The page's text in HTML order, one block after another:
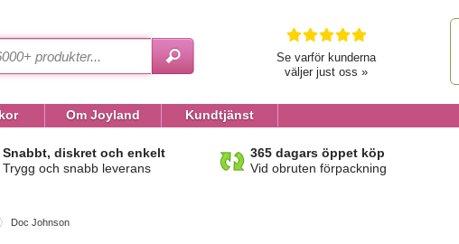
Se varför kunderna
väljer just oss »
Om Joyland Kundtjänst
Snabbt, diskret och enkelt
Trygg och snabb leverans
365 dagars öppet köp
Vid obruten förpackning
Doc Johnson